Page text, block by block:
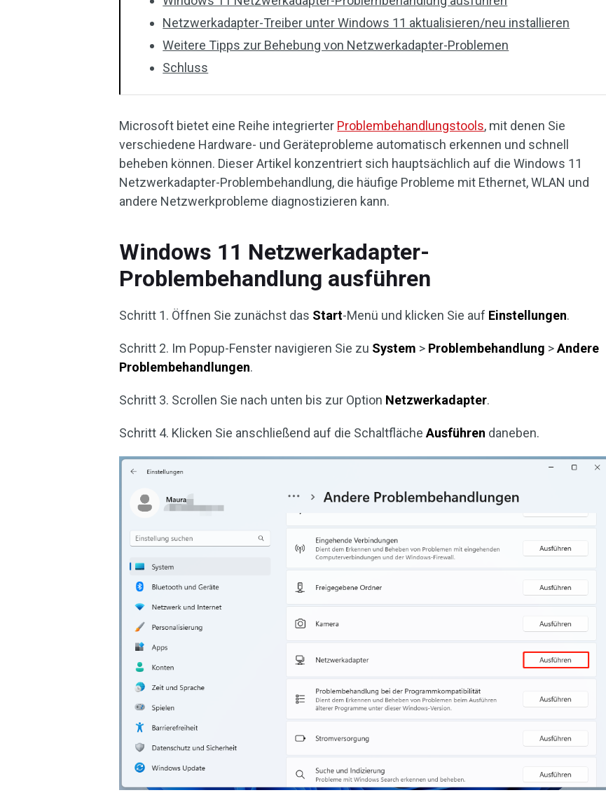
Netzwerkadapter-Treiber unter Windows 11 aktualisieren/neu installieren
Weitere Tipps zur Behebung von Netzwerkadapter-Problemen
Schluss
Microsoft bietet eine Reihe integrierter Problembehandlungstools, mit denen Sie
verschiedene Hardware- und Geräteprobleme automatisch erkennen und schnell
beheben können. Dieser Artikel konzentriert sich hauptsächlich auf die Windows 11
Netzwerkadapter-Problembehandlung, die häufige Probleme mit Ethernet, WLAN und
andere Netzwerkprobleme diagnostizieren kann.
Windows 11 Netzwerkadapter-
Problembehandlung ausführen
Schritt 1. Öffnen Sie zunächst das Start-Menü und klicken Sie auf Einstellungen.
Schritt 2. Im Popup-Fenster navigieren Sie zu System > Problembehandlung >Andere
Problembehandlungen.
Schritt 3. Scrollen Sie nach unten bis zur Option Netzwerkadapter.
Schritt 4. Klicken Sie anschließend auf die SchaltflächeAusführen daneben.